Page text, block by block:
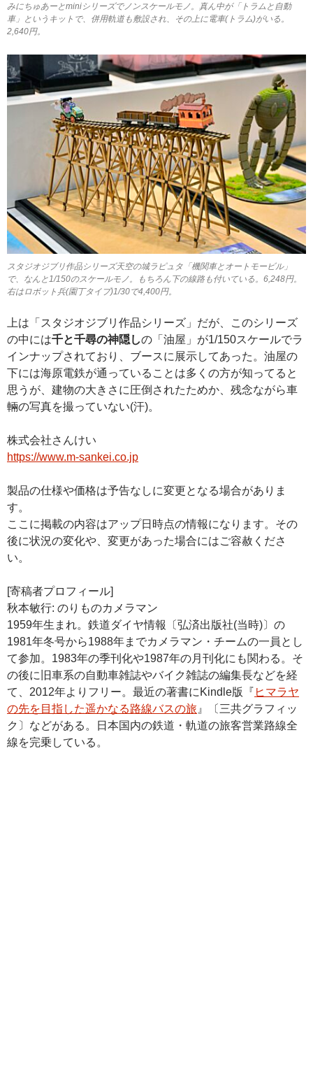
みにちゅあーとminiシリーズでノンスケールモノ。真ん中が「トラムと自動
車」というキットで、併用軌道も敷設され、その上に電車(トラム)がいる。
2,640円。
スタジオジブリ作品シリーズ天空の城ラピュタ「機関車とオートモービル」
で、なんと1/150のスケールモノ。もちろん下の線路も付いている。6,248円。
右はロボット兵(園丁タイプ)1/30で4,400円。
上は「スタジオジブリ作品シリーズ」だが、このシリーズ
の中には千と千尋の神隠しの「油屋」が1/150スケールでラ
インナップされており、ブースに展示してあった。油屋の
下には海原電鉄が通っていることは多くの方が知ってると
思うが、建物の大きさに圧倒されたためか、残念ながら車
輛の写真を撮っていない(汗)。
株式会社さんけい
https://www.m-sankei.co.jp
製品の仕様や価格は予告なしに変更となる場合がありま
す。
ここに掲載の内容はアップ日時点の情報になります。その
後に状況の変化や、変更があった場合にはご容赦くださ
い。
[寄稿者プロフィール]
秋本敏行: のりものカメラマン
1959年生まれ。鉄道ダイヤ情報〔弘済出版社(当時)〕の
1981年冬号から1988年までカメラマン・チームの一員とし
て参加。1983年の季刊化や1987年の月刊化にも関わる。そ
の後に旧車系の自動車雑誌やバイク雑誌の編集長などを経
て、2012年よりフリー。最近の著書にKindle版『 ヒマラヤ
の先を目指した遥かなる路線バスの旅 』〔三共グラフィッ
ク〕などがある。日本国内の鉄道・軌道の旅客営業路線全
線を完乗している。